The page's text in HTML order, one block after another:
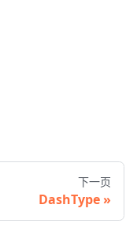
下一页
DashType